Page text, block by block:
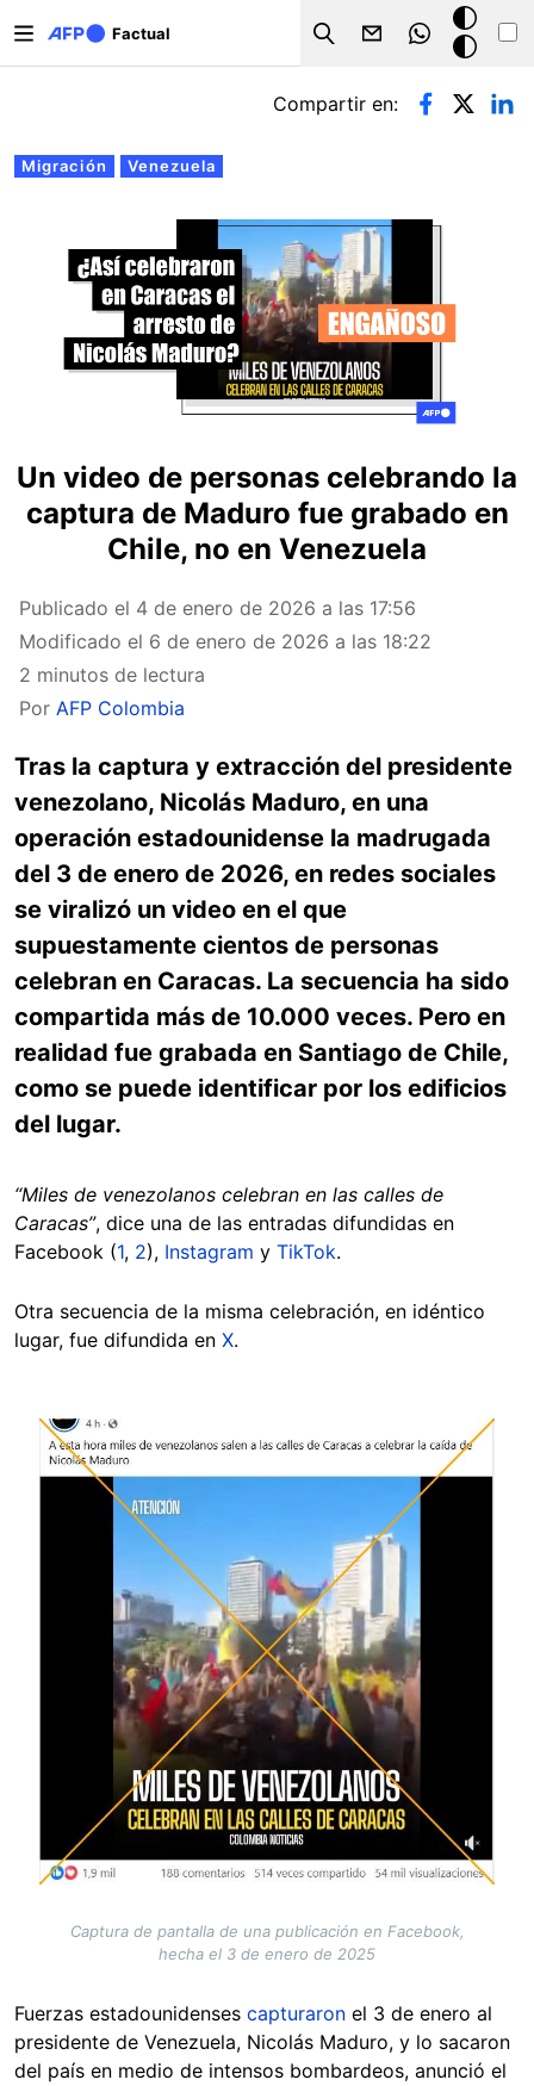
Factual
Search
Modo
oscuro
Solapas principales
Migración Venezuela
Compartir en:
Un video de personas celebrando la
captura de Maduro fue grabado en
Chile, no en Venezuela
Publicado el 4 de enero de 2026 a las 17:56
Modificado el 6 de enero de 2026 a las 18:22
2 minutos de lectura
Por AFP Colombia
Tras la captura y extracción del presidente
venezolano, Nicolás Maduro, en una
operación estadounidense la madrugada
del 3 de enero de 2026, en redes sociales
se viralizó un video en el que
supuestamente cientos de personas
celebran en Caracas. La secuencia ha sido
compartida más de 10.000 veces. Pero en
realidad fue grabada en Santiago de Chile,
como se puede identificar por los edificios
del lugar.
“Miles de venezolanos celebran en las calles de
Caracas”, dice una de las entradas difundidas en
Facebook (1, 2), Instagram y TikTok.
Otra secuencia de la misma celebración, en idéntico
lugar, fue difundida en X.
Image
Captura de pantalla de una publicación en Facebook,
hecha el 3 de enero de 2025
Fuerzas estadounidenses capturaron el 3 de enero al
presidente de Venezuela, Nicolás Maduro, y lo sacaron
del país en medio de intensos bombardeos, anunció el